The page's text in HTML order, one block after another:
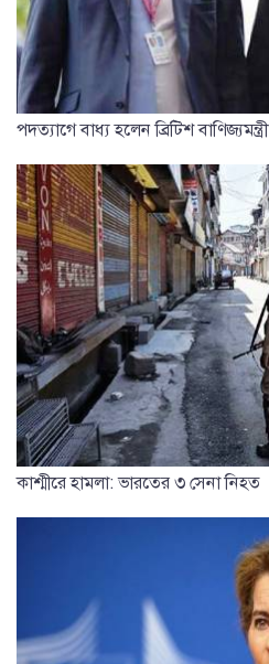
পদত্যাগে বাধ্য হলেন ব্রিটিশ বাণিজ্যমন্ত্রী
কাশ্মীরে হামলা: ভারতের ৩ সেনা নিহত